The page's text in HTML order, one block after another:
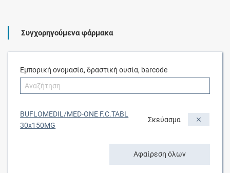
Συγχορηγούμενα φάρμακα
Εμπορική ονομασία, δραστική ουσία, barcode
BUFLOMEDIL/MED-ONE F.C.TABL
30x150MG
Σκεύασμα
Αφαίρεση όλων